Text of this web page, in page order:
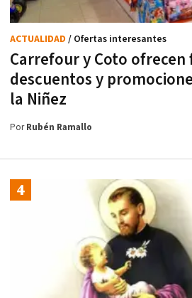
Carrefour y Coto ofrecen
descuentos y
la Niñez
ACTUALIDAD / Ofertas interesantes
PorRubén Ramallo